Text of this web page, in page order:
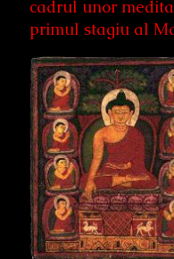
cadrul unor
primul stagiu al